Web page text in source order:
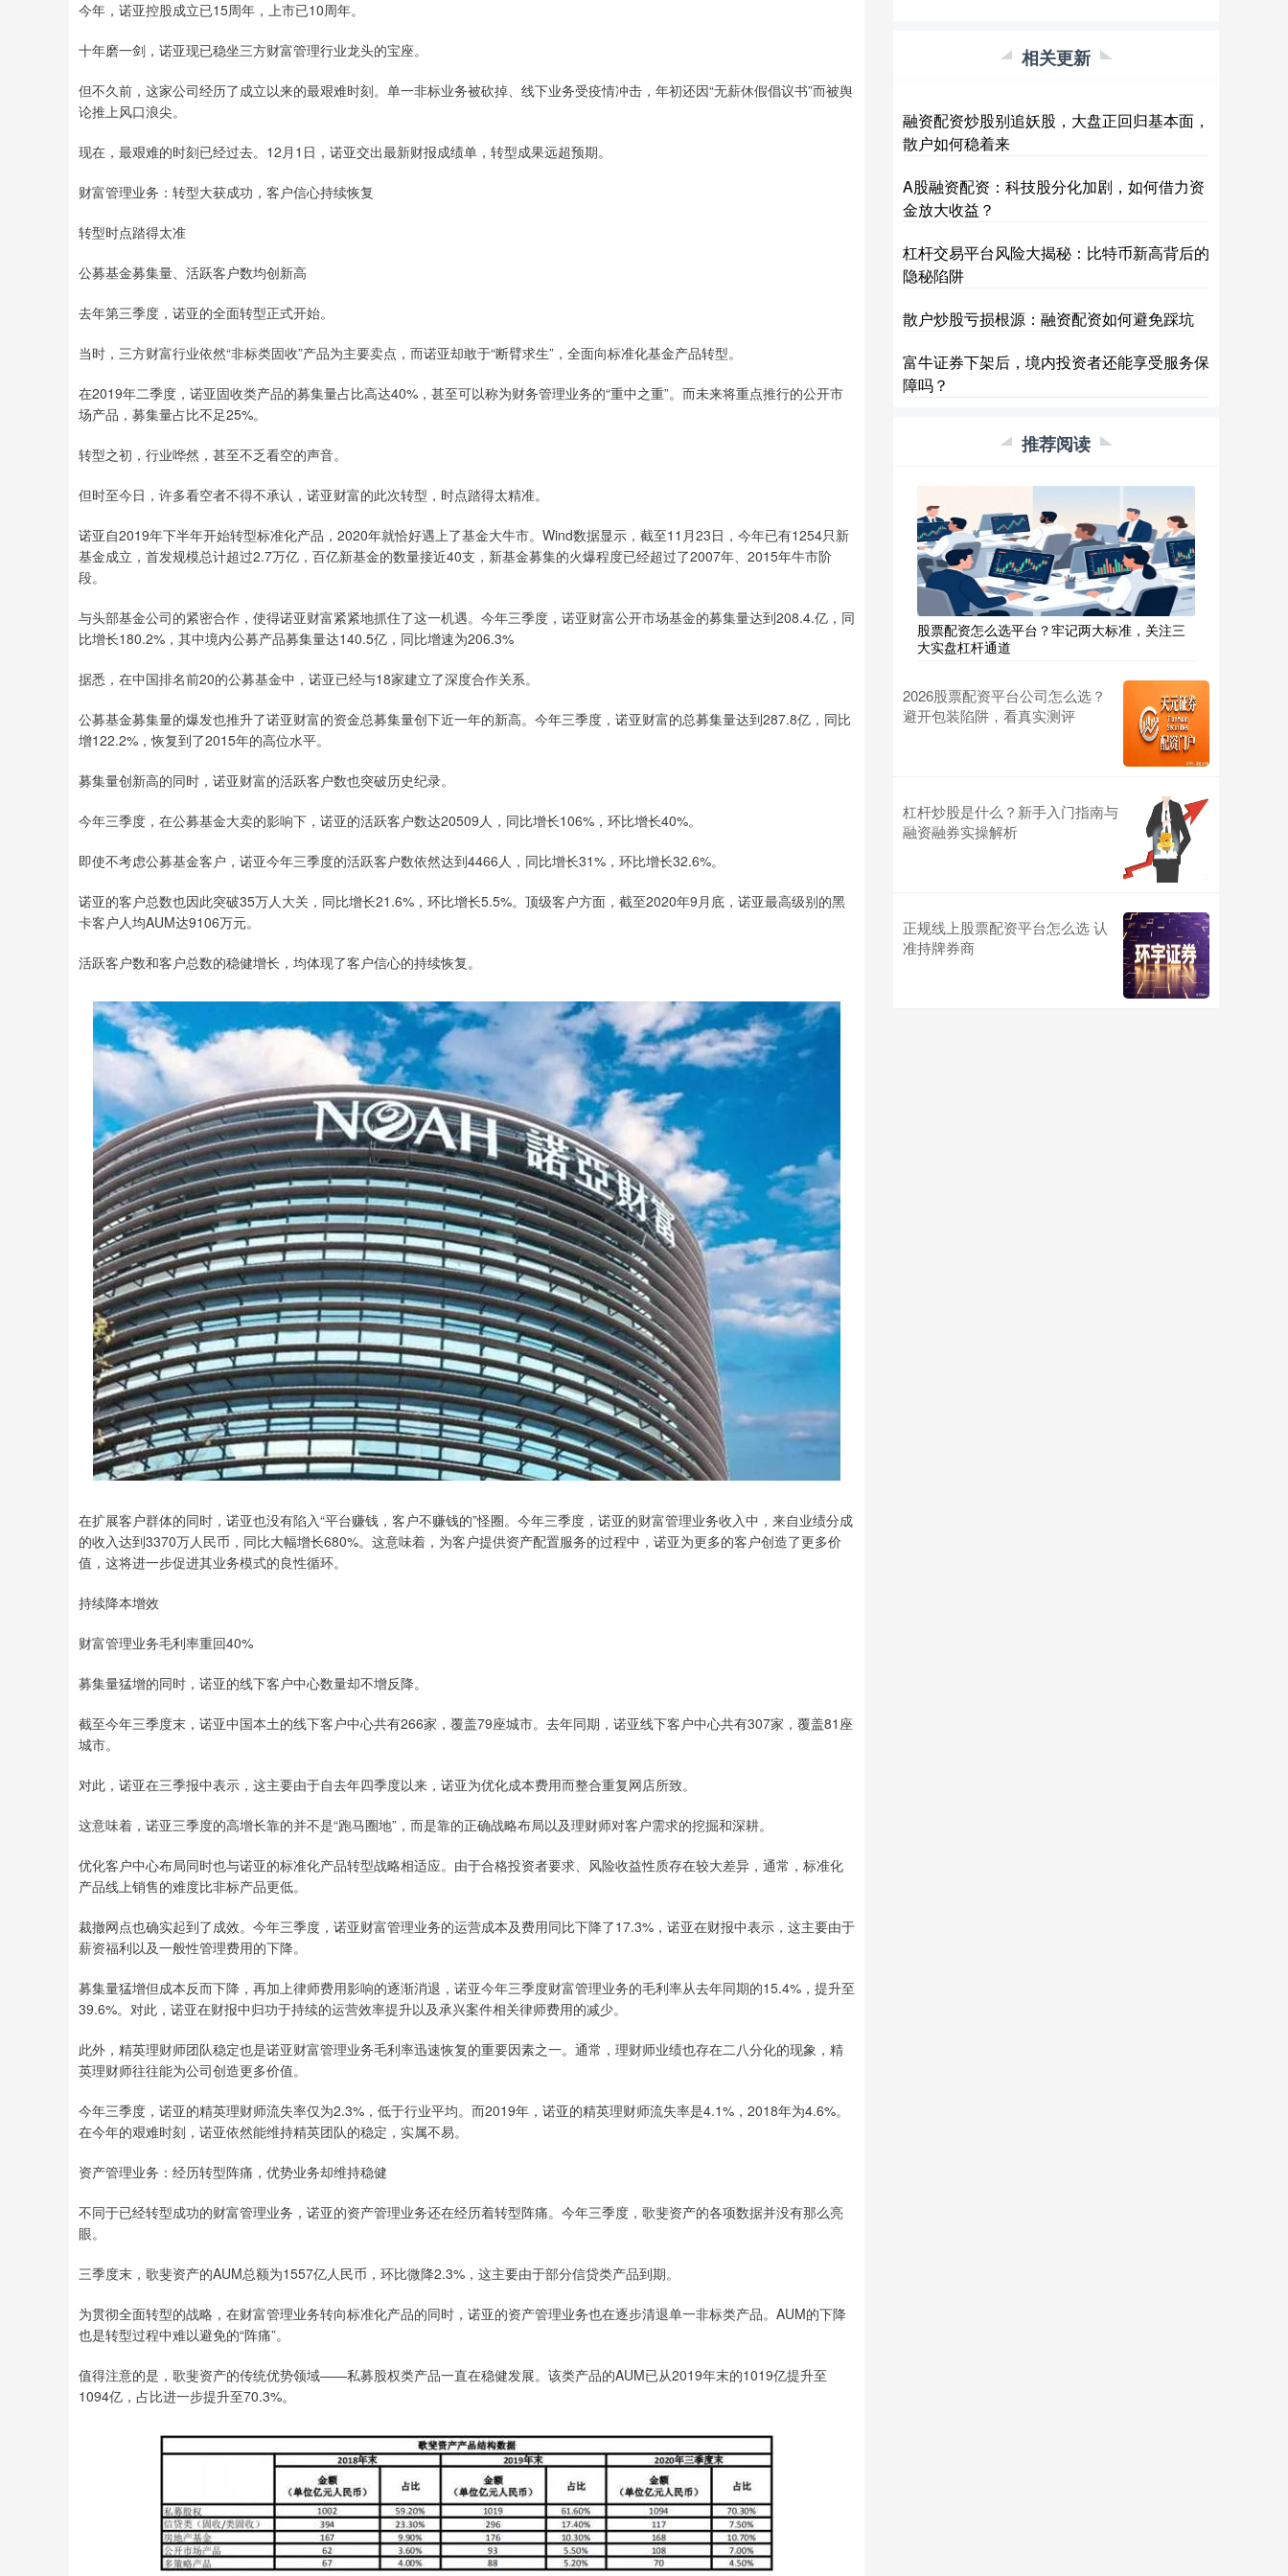
今年，诺亚控股成立已15周年，上市已10周年。
十年磨一剑，诺亚现已稳坐三方财富管理行业龙头的宝座。
但不久前，这家公司经历了成立以来的最艰难时刻。单一非标业务被砍掉、线下业务受疫情冲击，年初还因“无薪休假倡议书”而被舆
论推上风口浪尖。
现在，最艰难的时刻已经过去。12月1日，诺亚交出最新财报成绩单，转型成果远超预期。
财富管理业务：转型大获成功，客户信心持续恢复
转型时点踏得太准
公募基金募集量、活跃客户数均创新高
去年第三季度，诺亚的全面转型正式开始。
当时，三方财富行业依然“非标类固收”产品为主要卖点，而诺亚却敢于“断臂求生”，全面向标准化基金产品转型。
在2019年二季度，诺亚固收类产品的募集量占比高达40%，甚至可以称为财务管理业务的“重中之重”。而未来将重点推行的公开市
场产品，募集量占比不足25%。
转型之初，行业哗然，甚至不乏看空的声音。
但时至今日，许多看空者不得不承认，诺亚财富的此次转型，时点踏得太精准。
诺亚自2019年下半年开始转型标准化产品，2020年就恰好遇上了基金大牛市。Wind数据显示，截至11月23日，今年已有1254只新
基金成立，首发规模总计超过2.7万亿，百亿新基金的数量接近40支，新基金募集的火爆程度已经超过了2007年、2015年牛市阶
段。
与头部基金公司的紧密合作，使得诺亚财富紧紧地抓住了这一机遇。今年三季度，诺亚财富公开市场基金的募集量达到208.4.亿，同
比增长180.2%，其中境内公募产品募集量达140.5亿，同比增速为206.3%
据悉，在中国排名前20的公募基金中，诺亚已经与18家建立了深度合作关系。
公募基金募集量的爆发也推升了诺亚财富的资金总募集量创下近一年的新高。今年三季度，诺亚财富的总募集量达到287.8亿，同比
增122.2%，恢复到了2015年的高位水平。
募集量创新高的同时，诺亚财富的活跃客户数也突破历史纪录。
今年三季度，在公募基金大卖的影响下，诺亚的活跃客户数达20509人，同比增长106%，环比增长40%。
即使不考虑公募基金客户，诺亚今年三季度的活跃客户数依然达到4466人，同比增长31%，环比增长32.6%。
诺亚的客户总数也因此突破35万人大关，同比增长21.6%，环比增长5.5%。顶级客户方面，截至2020年9月底，诺亚最高级别的黑
卡客户人均AUM达9106万元。
活跃客户数和客户总数的稳健增长，均体现了客户信心的持续恢复。
在扩展客户群体的同时，诺亚也没有陷入“平台赚钱，客户不赚钱的”怪圈。今年三季度，诺亚的财富管理业务收入中，来自业绩分成
的收入达到3370万人民币，同比大幅增长680%。这意味着，为客户提供资产配置服务的过程中，诺亚为更多的客户创造了更多价
值，这将进一步促进其业务模式的良性循环。
持续降本增效
财富管理业务毛利率重回40%
募集量猛增的同时，诺亚的线下客户中心数量却不增反降。
截至今年三季度末，诺亚中国本土的线下客户中心共有266家，覆盖79座城市。去年同期，诺亚线下客户中心共有307家，覆盖81座
城市。
对此，诺亚在三季报中表示，这主要由于自去年四季度以来，诺亚为优化成本费用而整合重复网店所致。
这意味着，诺亚三季度的高增长靠的并不是“跑马圈地”，而是靠的正确战略布局以及理财师对客户需求的挖掘和深耕。
优化客户中心布局同时也与诺亚的标准化产品转型战略相适应。由于合格投资者要求、风险收益性质存在较大差异，通常，标准化
产品线上销售的难度比非标产品更低。
裁撤网点也确实起到了成效。今年三季度，诺亚财富管理业务的运营成本及费用同比下降了17.3%，诺亚在财报中表示，这主要由于
薪资福利以及一般性管理费用的下降。
募集量猛增但成本反而下降，再加上律师费用影响的逐渐消退，诺亚今年三季度财富管理业务的毛利率从去年同期的15.4%，提升至
39.6%。对此，诺亚在财报中归功于持续的运营效率提升以及承兴案件相关律师费用的减少。
此外，精英理财师团队稳定也是诺亚财富管理业务毛利率迅速恢复的重要因素之一。通常，理财师业绩也存在二八分化的现象，精
英理财师往往能为公司创造更多价值。
今年三季度，诺亚的精英理财师流失率仅为2.3%，低于行业平均。而2019年，诺亚的精英理财师流失率是4.1%，2018年为4.6%。
在今年的艰难时刻，诺亚依然能维持精英团队的稳定，实属不易。
资产管理业务：经历转型阵痛，优势业务却维持稳健
不同于已经转型成功的财富管理业务，诺亚的资产管理业务还在经历着转型阵痛。今年三季度，歌斐资产的各项数据并没有那么亮
眼。
三季度末，歌斐资产的AUM总额为1557亿人民币，环比微降2.3%，这主要由于部分信贷类产品到期。
为贯彻全面转型的战略，在财富管理业务转向标准化产品的同时，诺亚的资产管理业务也在逐步清退单一非标类产品。AUM的下降
也是转型过程中难以避免的“阵痛”。
值得注意的是，歌斐资产的传统优势领域——私募股权类产品一直在稳健发展。该类产品的AUM已从2019年末的1019亿提升至
1094亿，占比进一步提升至70.3%。
相关更新
融资配资炒股别追妖股，大盘正回归基本面，
散户如何稳着来
A股融资配资：科技股分化加剧，如何借力资
金放大收益？
杠杆交易平台风险大揭秘：比特币新高背后的
隐秘陷阱
散户炒股亏损根源：融资配资如何避免踩坑
富牛证券下架后，境内投资者还能享受服务保
障吗？
推荐阅读
股票配资怎么选平台？牢记两大标准，关注三
大实盘杠杆通道
2026股票配资平台公司怎么选？
避开包装陷阱，看真实测评
杠杆炒股是什么？新手入门指南与
融资融券实操解析
正规线上股票配资平台怎么选 认
准持牌券商